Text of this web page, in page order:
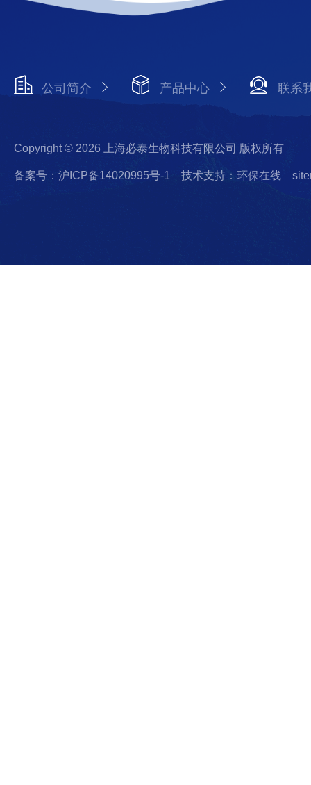
公司简介 产品中心 联系
Copyright © 2026 上海必泰生物科技有限公司 版权所有
备案号：沪ICP备14020995号-1 技术支持：环保在线